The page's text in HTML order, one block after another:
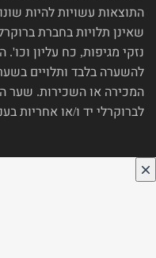
התוצאות עשויות להיות
שאינן תלויות בחברת
נזקי מגיפות, כח עליון
להשערה בלבד ותלויים
המכירה או השכירות. שער
לברוקרלי יד ו/או אחריות